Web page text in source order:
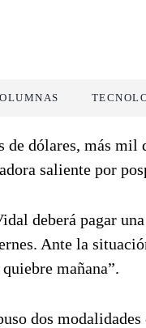
dólares, más mil
saliente por
deberá pagar
Ante la
mañana”.
dos